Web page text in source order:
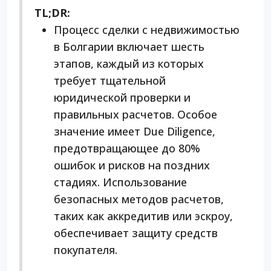
TL;DR:
Процесс сделки с недвижимостью
в Болгарии включает шесть
этапов, каждый из которых
требует тщательной
юридической проверки и
правильных расчетов. Особое
значение имеет Due Diligence,
предотвращающее до 80%
ошибок и рисков на поздних
стадиях. Использование
безопасных методов расчетов,
таких как аккредитив или эскроу,
обеспечивает защиту средств
покупателя.